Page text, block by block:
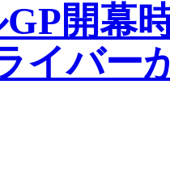
開幕
イバー